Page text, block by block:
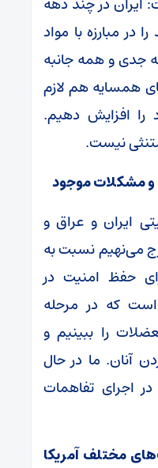
در مبارزه با مواد
جدی و همه جانبه
همسایه هم لازم
افزایش دهیم.
نیست.
و مشکلات موجود
ایران و عراق و
می‌نهیم نسبت به
حفظ امنیت در
که در مرحله
را ببینیم و
آنان. ما در حال
اجرای تفاهمات
مختلف آمریکا